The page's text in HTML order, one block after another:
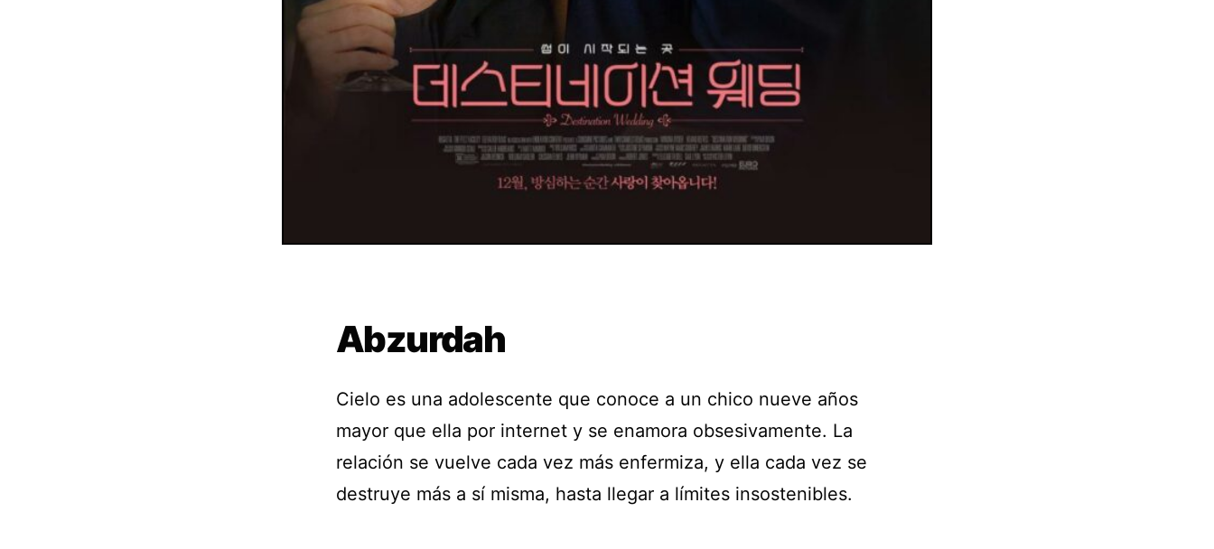
Abzurdah
Cielo es una adolescente que conoce a un chico nueve años
mayor que ella por internet y se enamora obsesivamente. La
relación se vuelve cada vez más enfermiza, y ella cada vez se
destruye más a sí misma, hasta llegar a límites insostenibles.